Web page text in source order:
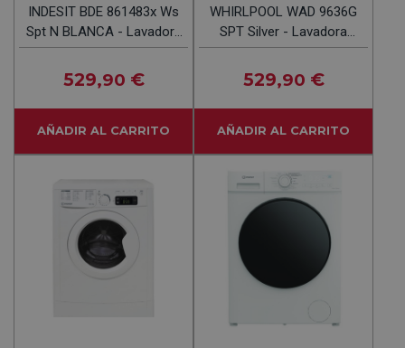
INDESIT BDE 861483x Ws
Spt N BLANCA - Lavadora
Secadora 8KG/6KG
1400RPM
529,90 €
AÑADIR AL CARRITO
WHIRLPOOL WAD 9636G
SPT Silver - Lavadora
Secadora 9KG / 6KG
1400RPM
529,90 €
AÑADIR AL CARRITO